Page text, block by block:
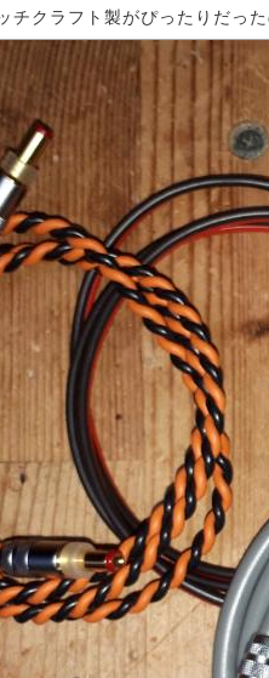
チクラフト製がぴったりだっ